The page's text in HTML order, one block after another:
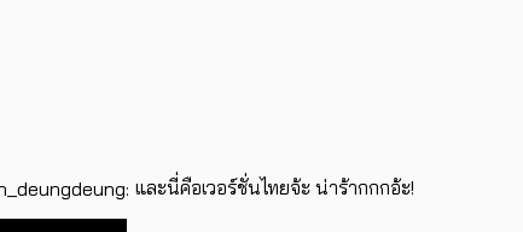
และนี่คือเวอร์ชั่นไทยจ้ะ น่าร้ากกกอ้ะ!